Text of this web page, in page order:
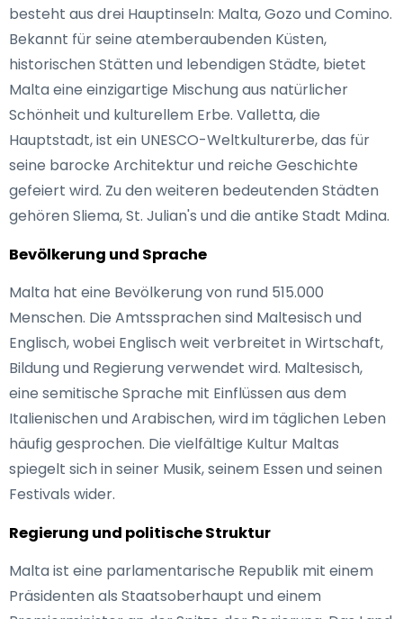
besteht aus drei Hauptinseln: Malta, Gozo und Comino.
Bekannt für seine atemberaubenden Küsten,
historischen Stätten und lebendigen Städte, bietet
Malta eine einzigartige Mischung aus natürlicher
Schönheit und kulturellem Erbe. Valletta, die
Hauptstadt, ist ein UNESCO-Weltkulturerbe, das für
seine barocke Architektur und reiche Geschichte
gefeiert wird. Zu den weiteren bedeutenden Städten
gehören Sliema, St. Julian's und die antike Stadt Mdina.
Bevölkerung und Sprache
Malta hat eine Bevölkerung von rund 515.000
Menschen. Die Amtssprachen sind Maltesisch und
Englisch, wobei Englisch weit verbreitet in Wirtschaft,
Bildung und Regierung verwendet wird. Maltesisch,
eine semitische Sprache mit Einflüssen aus dem
Italienischen und Arabischen, wird im täglichen Leben
häufig gesprochen. Die vielfältige Kultur Maltas
spiegelt sich in seiner Musik, seinem Essen und seinen
Festivals wider.
Regierung und politische Struktur
Malta ist eine parlamentarische Republik mit einem
Präsidenten als Staatsoberhaupt und einem